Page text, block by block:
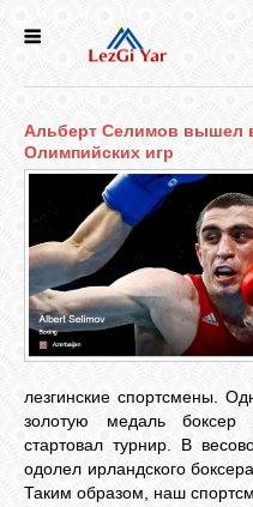
СЕЛА
ИСТОРИЯ
КУЛЬТУРА
ГОЛОС
Альберт Селимов вышел
Олимпийских игр
лезгинские спортсмены.
золотую медаль боксер
стартовал турнир. В
одолел ирландского
Таким образом, наш